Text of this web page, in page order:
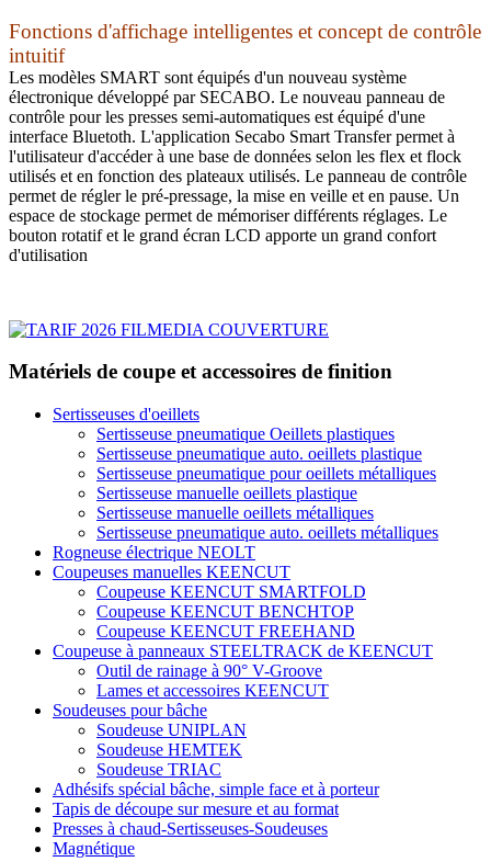
Fonctions d'affichage intelligentes et concept de contrôle
intuitif
Les modèles SMART sont équipés d'un nouveau système
électronique développé par SECABO. Le nouveau panneau de
contrôle pour les presses semi-automatiques est équipé d'une
interface Bluetoth. L'application Secabo Smart Transfer permet à
l'utilisateur d'accéder à une base de données selon les flex et flock
utilisés et en fonction des plateaux utilisés. Le panneau de contrôle
permet de régler le pré-pressage, la mise en veille et en pause. Un
espace de stockage permet de mémoriser différents réglages. Le
bouton rotatif et le grand écran LCD apporte un grand confort
d'utilisation
Matériels de coupe et accessoires de finition
Sertisseuses d'oeillets
Sertisseuse pneumatique Oeillets plastiques
Sertisseuse pneumatique auto. oeillets plastique
Sertisseuse pneumatique pour oeillets métalliques
Sertisseuse manuelle oeillets plastique
Sertisseuse manuelle oeillets métalliques
Sertisseuse pneumatique auto. oeillets métalliques
Rogneuse électrique NEOLT
Coupeuses manuelles KEENCUT
Coupeuse KEENCUT SMARTFOLD
Coupeuse KEENCUT BENCHTOP
Coupeuse KEENCUT FREEHAND
Coupeuse à panneaux STEELTRACK de KEENCUT
Outil de rainage à 90° V-Groove
Lames et accessoires KEENCUT
Soudeuses pour bâche
Soudeuse UNIPLAN
Soudeuse HEMTEK
Soudeuse TRIAC
Adhésifs spécial bâche, simple face et à porteur
Tapis de découpe sur mesure et au format
Presses à chaud-Sertisseuses-Soudeuses
Magnétique